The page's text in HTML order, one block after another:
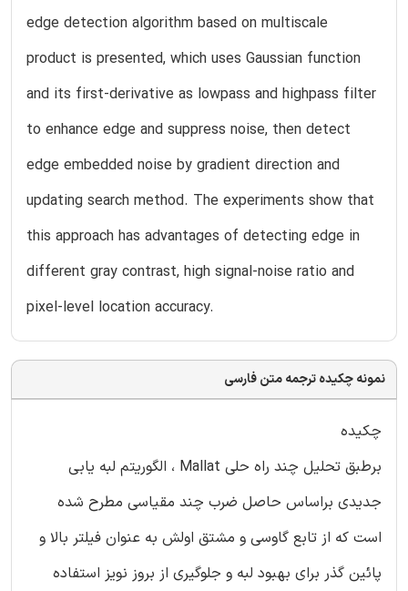
edge detection algorithm based on multiscale
product is presented, which uses Gaussian function
and its first-derivative as lowpass and highpass filter
to enhance edge and suppress noise, then detect
edge embedded noise by gradient direction and
updating search method. The experiments show that
this approach has advantages of detecting edge in
different gray contrast, high signal-noise ratio and
pixel-level location accuracy.
نمونه چکیده ترجمه متن فارسی
چکیده
برطبق تحلیل چند راه حلی Mallat ، الگوریتم لبه یابی
جدیدی براساس حاصل ضرب چند مقیاسی مطرح شده
است که از تابع گاوسی و مشتق اولش به عنوان فیلتر بالا و
پائین گذر برای بهبود لبه و جلوگیری از بروز نویز استفاده